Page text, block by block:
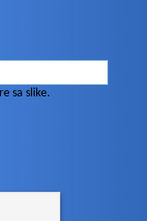
sa slike.